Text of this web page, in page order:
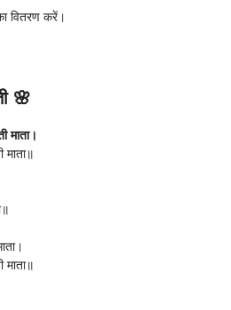
वितरण करें।
🌸
माता।